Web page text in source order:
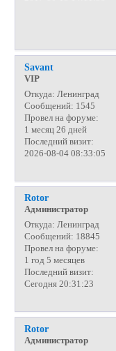
Savant
VIP
Откуда: Ленинград
Сообщений: 1545
Провел на форуме:
1 месяц 26 дней
Последний визит:
2026-08-04 08:33:05
Rotor
Администратор
Откуда: Ленинград
Сообщений: 18845
Провел на форуме:
1 год 5 месяцев
Последний визит:
Сегодня 20:31:23
Rotor
Администратор